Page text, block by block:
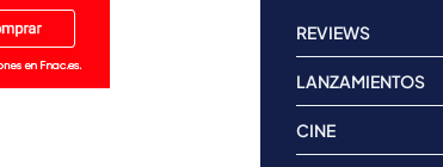
REVIEWS
LANZAMIENTOS
CINE